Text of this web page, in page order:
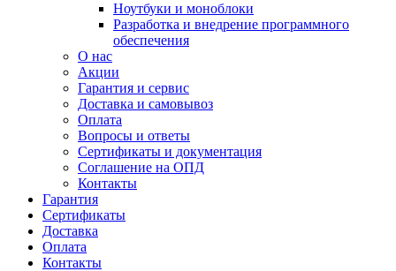
Ноутбуки и моноблоки
Разработка и внедрение программного
обеспечения
О нас
Акции
Гарантия и сервис
Доставка и самовывоз
Оплата
Вопросы и ответы
Сертификаты и документация
Соглашение на ОПД
Контакты
Гарантия
Сертификаты
Доставка
Оплата
Контакты